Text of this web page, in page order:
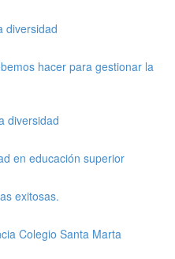
diversidad
hacer para gestionar la
diversidad
en educación superior
exitosas.
Colegio Santa Marta